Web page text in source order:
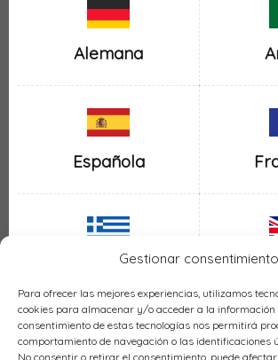
Gestionar consentimiento
Para ofrecer las mejores experiencias, utilizamos
cookies para almacenar y/o acceder a la información
consentimiento de estas tecnologías nos permitirá
comportamiento de navegación o las identificaciones
No consentir o retirar el consentimiento, puede
Alemana
Española
Griega